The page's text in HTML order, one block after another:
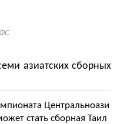
азиатских сборных
Центральноази
стать сборная Таил